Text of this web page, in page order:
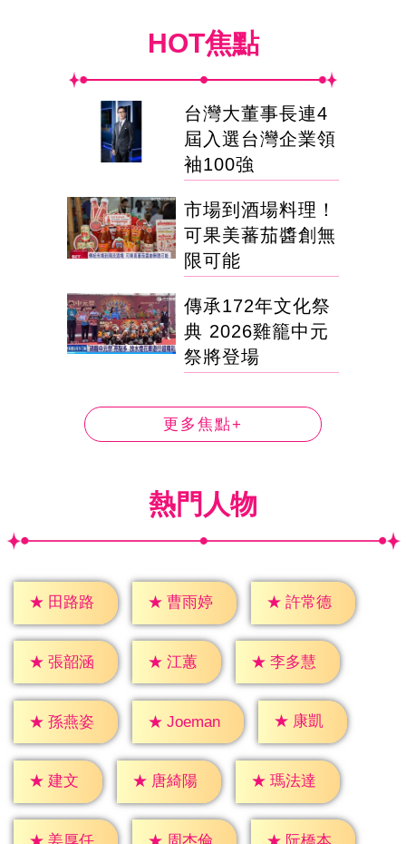
HOT焦點
台灣大董事長連4
屆入選台灣企業領
袖100強
市場到酒場料理！
可果美蕃茄醬創無
限可能
傳承172年文化祭
典 2026雞籠中元
祭將登場
更多焦點+
熱門人物
★ 田路路 ★ 曹雨婷 ★ 許常德
★ 張韶涵 ★ 江蕙 ★ 李多慧
★ 孫燕姿 ★ Joeman ★ 康凱
★ 建文 ★ 唐綺陽 ★ 瑪法達